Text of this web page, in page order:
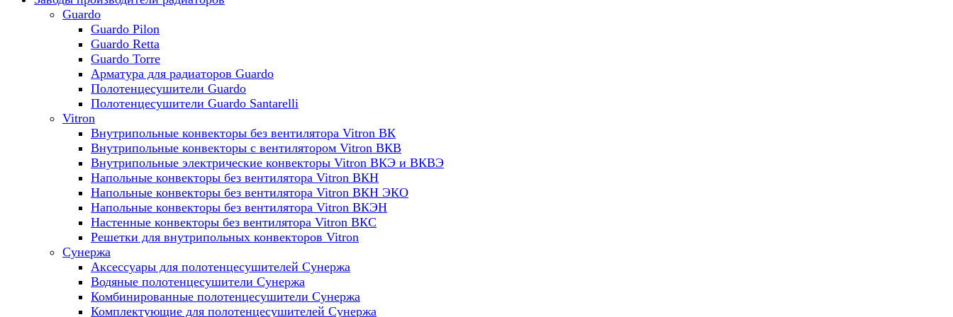
Guardo
Guardo Pilon
Guardo Retta
Guardo Torre
Арматура для радиаторов Guardo
Полотенцесушители Guardo
Полотенцесушители Guardo Santarelli
Vitron
Внутрипольные конвекторы без вентилятора Vitron ВК
Внутрипольные конвекторы с вентилятором Vitron ВКВ
Внутрипольные электрические конвекторы Vitron ВКЭ и ВКВЭ
Напольные конвекторы без вентилятора Vitron ВКН
Напольные конвекторы без вентилятора Vitron ВКН ЭКО
Напольные конвекторы без вентилятора Vitron ВКЭН
Настенные конвекторы без вентилятора Vitron ВКС
Решетки для внутрипольных конвекторов Vitron
Сунержа
Аксессуары для полотенцесушителей Сунержа
Водяные полотенцесушители Сунержа
Комбинированные полотенцесушители Сунержа
Комплектующие для полотенцесушителей Сунержа